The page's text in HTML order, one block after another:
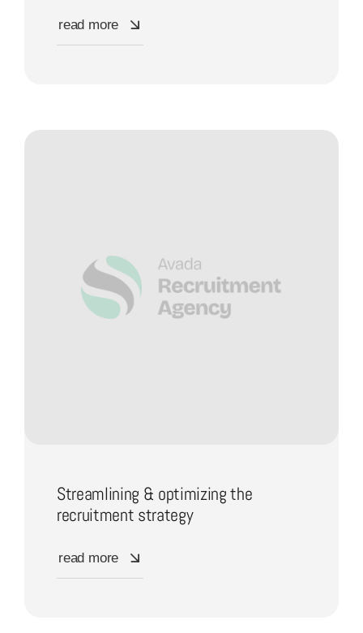
read more
Streamlining & optimizing the
recruitment strategy
read more